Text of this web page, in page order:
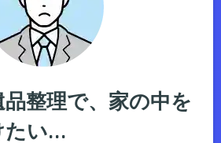
整理で、家の中を
たい…